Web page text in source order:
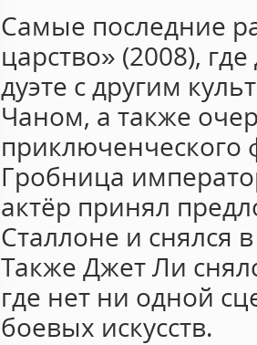
Самые последние
царство» (2008),
дуэте с другим
Чаном, а также
Гробница
актёр принял
Сталлоне и
Также Джет Ли
где нет ни одной
боевых искусств.